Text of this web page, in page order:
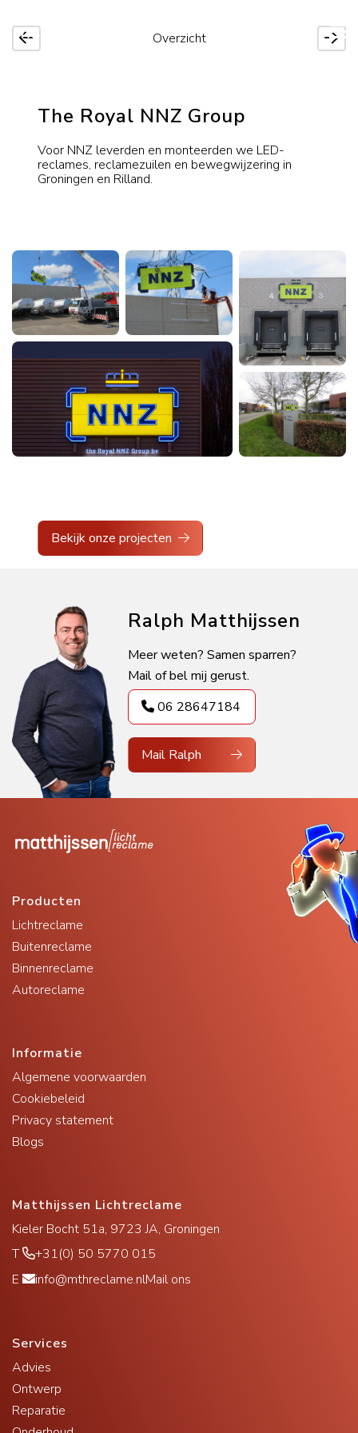
Overzicht
The Royal NNZ Group
Voor NNZ leverden en monteerden we LED-
reclames, reclamezuilen en bewegwijzering in
Groningen en Rilland.
Bekijk onze projecten
Ralph Matthijssen
Meer weten? Samen sparren?
Mail of bel mij gerust.
06 28647184
Mail Ralph
Producten
Lichtreclame
Buitenreclame
Binnenreclame
Autoreclame
Informatie
Algemene voorwaarden
Cookiebeleid
Privacy statement
Blogs
Matthijssen Lichtreclame
Kieler Bocht 51a, 9723 JA, Groningen
T
+31(0) 50 5770 015
E
info@mthreclame.nlMail ons
Services
Advies
Ontwerp
Reparatie